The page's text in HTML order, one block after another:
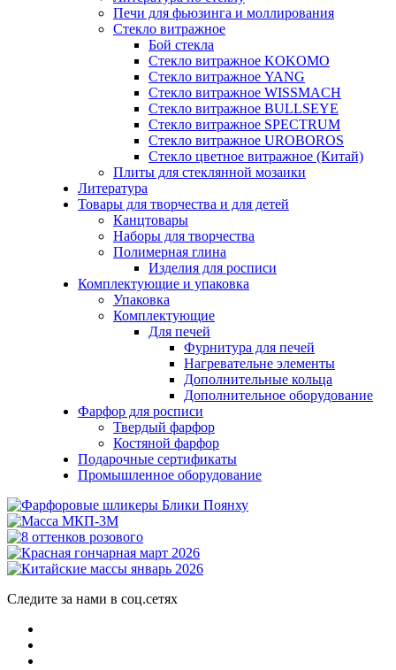
Печи для фьюзинга и моллирования
Стекло витражное
Бой стекла
Стекло витражное KOKOMO
Стекло витражное YANG
Стекло витражное WISSMACH
Стекло витражное BULLSEYE
Стекло витражное SPECTRUM
Стекло витражное UROBOROS
Стекло цветное витражное (Китай)
Плиты для стеклянной мозаики
Литература
Товары для творчества и для детей
Канцтовары
Наборы для творчества
Полимерная глина
Изделия для росписи
Комплектующие и упаковка
Упаковка
Комплектующие
Для печей
Фурнитура для печей
Нагревательне элементы
Дополнительные кольца
Дополнительное оборудование
Фарфор для росписи
Твердый фарфор
Костяной фарфор
Подарочные сертификаты
Промышленное оборудование
Следите за нами в соц.сетях